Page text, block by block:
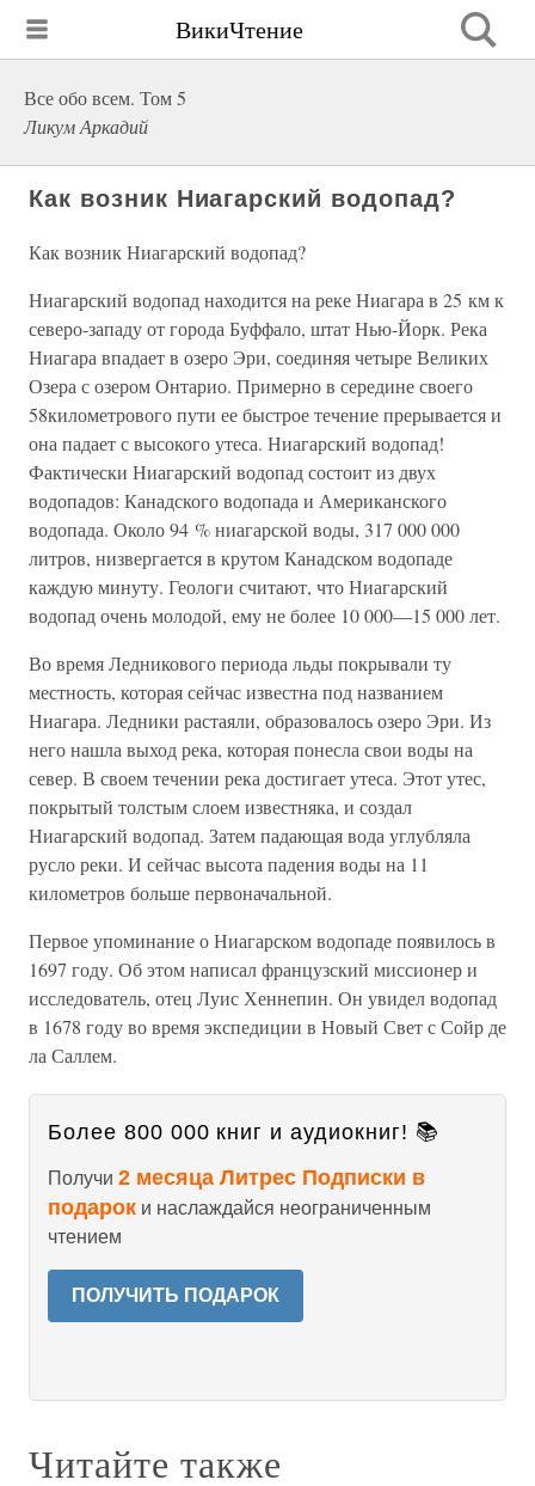
ВикиЧтение
Все обо всем. Том 5
Ликум Аркадий
Как возник Ниагарский водопад?
Как возник Ниагарский водопад?
Ниагарский водопад находится на реке Ниагара в 25 км к
северо-западу от города Буффало, штат Нью-Йорк. Река
Ниагара впадает в озеро Эри, соединяя четыре Великих
Озера с озером Онтарио. Примерно в середине своего
58километрового пути ее быстрое течение прерывается и
она падает с высокого утеса. Ниагарский водопад!
Фактически Ниагарский водопад состоит из двух
водопадов: Канадского водопада и Американского
водопада. Около 94 % ниагарской воды, 317 000 000
литров, низвергается в крутом Канадском водопаде
каждую минуту. Геологи считают, что Ниагарский
водопад очень молодой, ему не более 10 000—15 000 лет.
Во время Ледникового периода льды покрывали ту
местность, которая сейчас известна под названием
Ниагара. Ледники растаяли, образовалось озеро Эри. Из
него нашла выход река, которая понесла свои воды на
север. В своем течении река достигает утеса. Этот утес,
покрытый толстым слоем известняка, и создал
Ниагарский водопад. Затем падающая вода углубляла
русло реки. И сейчас высота падения воды на 11
километров больше первоначальной.
Первое упоминание о Ниагарском водопаде появилось в
1697 году. Об этом написал французский миссионер и
исследователь, отец Луис Хеннепин. Он увидел водопад
в 1678 году во время экспедиции в Новый Свет с Сойр де
ла Саллем.
Более 800 000 книг и аудиокниг! 📚
Получи 2 месяца Литрес Подписки в
подарок и наслаждайся неограниченным
чтением
ПОЛУЧИТЬ ПОДАРОК
Читайте также